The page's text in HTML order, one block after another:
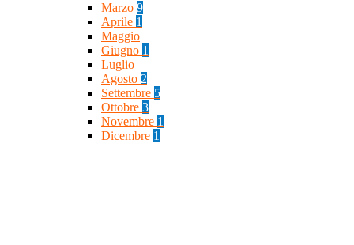
Marzo 9
Aprile 1
Maggio
Giugno 1
Luglio
Agosto 2
Settembre 5
Ottobre 3
Novembre 1
Dicembre 1